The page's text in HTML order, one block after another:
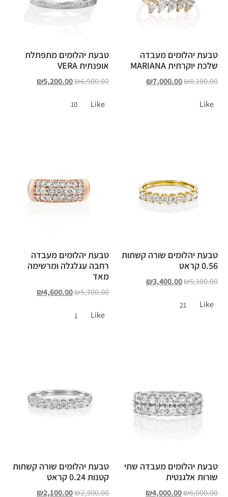
טבעת יהלומים מעבדה
שלכת יוקרתית MARIANA
₪8,100.00
₪7,000.00
Like
טבעת יהלומים מתפתלת
אופנתית VERA
₪6,900.00
₪5,200.00
Like
10
טבעת יהלומים שורה קשתות
0.56 קראט
₪5,100.00
₪3,400.00
Like
21
טבעת יהלומים מעבדה
רחבה עגלגלה ומרשימה
מאד
₪5,700.00
₪4,600.00
Like
1
טבעת יהלומים מעבדה שתי
שורות אלגנטית
₪6,000.00
₪4,000.00
טבעת יהלומים שורה קשתות
קטנות 0.24 קראט
₪2,300.00
₪2,100.00